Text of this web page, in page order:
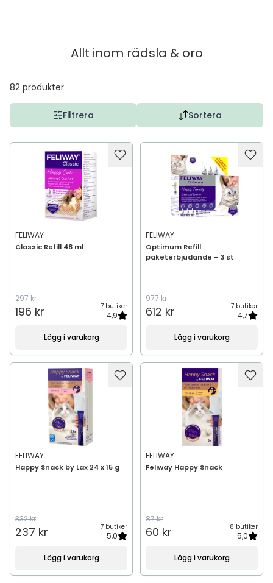
Allt inom rädsla & oro
82 produkter
Filtrera Sortera
FELIWAY
Classic Refill 48 ml
297 kr
196 kr 7 butiker
4,9
Lägg i varukorg
FELIWAY
Optimum Refill
paketerbjudande - 3 st
977 kr
612 kr 7 butiker
4,7
Lägg i varukorg
FELIWAY
Happy Snack by Lax 24 x 15 g
332 kr
237 kr 7 butiker
5,0
Lägg i varukorg
FELIWAY
Feliway Happy Snack
87 kr
60 kr 8 butiker
5,0
Lägg i varukorg